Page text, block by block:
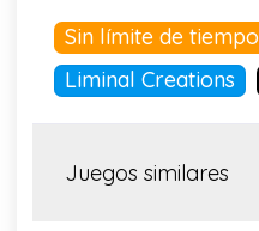
Sin límite de tiempo
Liminal Creations
Juegos similares